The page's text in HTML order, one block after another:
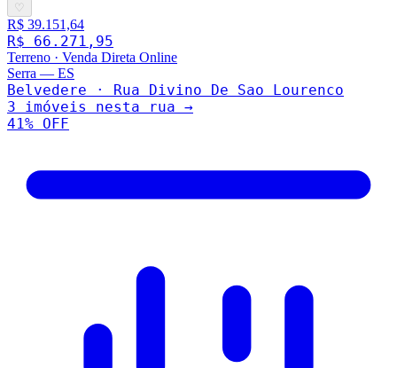
♡
R$ 39.151,64
R$ 66.271,95
Terreno · Venda Direta Online
Serra — ES
Belvedere · Rua Divino De Sao Lourenco
3 imóveis nesta rua →
41% OFF